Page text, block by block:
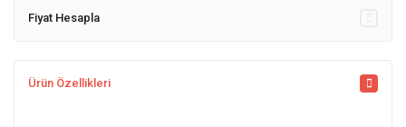
Fiyat Hesapla
Ürün Özellikleri